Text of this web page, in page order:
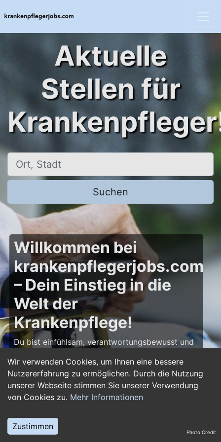
Wir verwenden Cookies, um Ihnen eine bessere
Nutzererfahrung zu ermöglichen. Durch die Nutzung
unserer Webseite stimmen Sie unserer Verwendung
von Cookies zu. Mehr Informationen
Zustimmen
Aktuelle
Stellen für
Ort, Stadt
Suchen
Willkommen bei
krankenpflegerjobs.com
– Dein Einstieg in die
Welt der
Krankenpflege!
Du bist einfühlsam, verantwortungsbewusst und
Beruf machen? Dann bist du auf
krankenpflegerjobs.comgenau richtig! Hier
findest du zahlreiche Stellenangebote,
Ausbildungsplätze und Jobs im Bereich
Krankenpflegern über Pflegefachassistenten bis
hin zu Leitungsposten in Kliniken und
Photo Credit